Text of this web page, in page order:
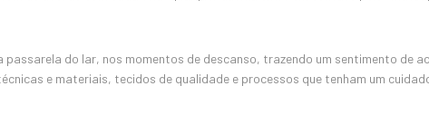
passarela do lar, nos momentos de descanso, trazendo um sentimento de
e materiais, tecidos de qualidade e processos que tenham um